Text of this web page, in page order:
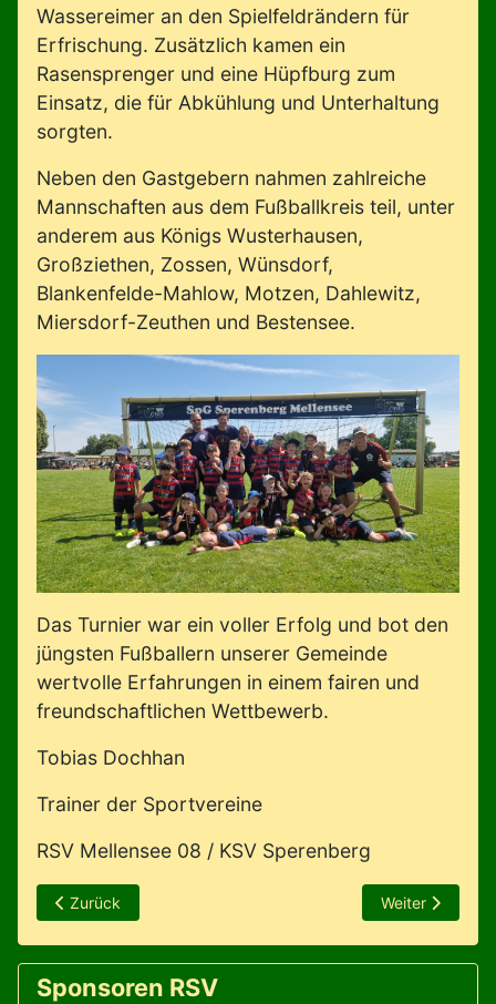
Wassereimer an den Spielfeldrändern für
Erfrischung. Zusätzlich kamen ein
Rasensprenger und eine Hüpfburg zum
Einsatz, die für Abkühlung und Unterhaltung
sorgten.
Neben den Gastgebern nahmen zahlreiche
Mannschaften aus dem Fußballkreis teil, unter
anderem aus Königs Wusterhausen,
Großziethen, Zossen, Wünsdorf,
Blankenfelde-Mahlow, Motzen, Dahlewitz,
Miersdorf-Zeuthen und Bestensee.
Das Turnier war ein voller Erfolg und bot den
jüngsten Fußballern unserer Gemeinde
wertvolle Erfahrungen in einem fairen und
freundschaftlichen Wettbewerb.
Tobias Dochhan
Trainer der Sportvereine
RSV Mellensee 08 / KSV Sperenberg
Vorheriger Beitrag: Mädchen-Turnier bei United Teltow!
Zurück Nächster
Weiter
Sponsoren RSV